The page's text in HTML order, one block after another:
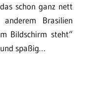
schon ganz nett
Brasilien
Bildschirm steht“
spaßig…